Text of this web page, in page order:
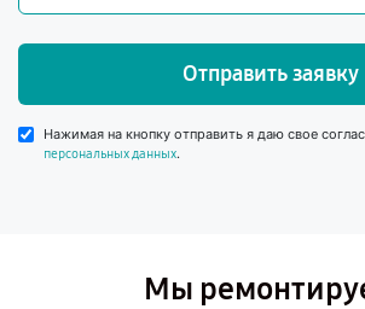
Отправить заявку
Нажимая на кнопку отправить я даю свое
персональных данных.
Мы